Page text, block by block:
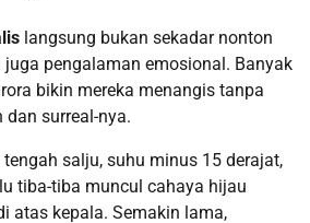
langsung bukan sekadar nonton
pengalaman emosional. Banyak
bikin mereka menangis tanpa
surreal-nya.
salju, suhu minus 15 derajat,
tiba-tiba muncul cahaya hijau
atas kepala. Semakin lama,